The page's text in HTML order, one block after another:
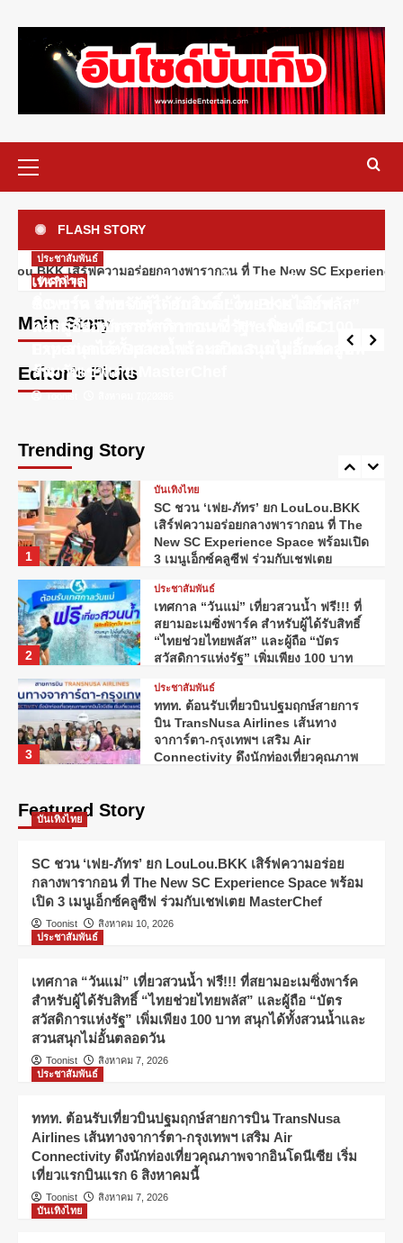
FLASH STORY
ยกลางพารากอน ที่ The New SC Experience Space พร้อมเปิด 3 เม
Main Story
SC ชวน ‘เฟย-ภัทร’ ยก LouLou.BKK เสิร์ฟ
ความอร่อยกลางพารากอน ที่ The New SC
Experience Space พร้อมเปิด 3 เมนูเอ็กซ์
Toonist สิงหาคม 10, 2026
Editor’s Picks
บันเทิงไทย
ความอร่อยกลางพารากอน ที่ The New SC
Experience Space พร้อมเปิด 3 เมนูเอ็กซ์คลูซีฟ
ร่วมกับเชฟเตย MasterChef
ประชาสัมพันธ์
เทศกาล “วันแม่” เที่ยวสวนน้ำ ฟรี!!! ที่สยามอะเม
และผู้ถือ “บัตรสวัสดิการแห่งรัฐ” เพิ่มเพียง 100
บาท สนุกได้ทั้งสวนน้ำและสวนสนุกไม่อั้นตลอด
วัน
Trending Story
ประชาสัมพันธ์
ททท. ต้อนรับเที่ยวบินปฐมฤกษ์สายการ
Connectivity ดึงนักท่องเที่ยวคุณภาพ
จากอินโดนีเซีย เริ่มเที่ยวแรกบินแรก 6
นาคี” มหากาพย์สงครามศักดิ์สิทธิ์ที่ทุก
5
1
บันเทิงไทย
SC ชวน ‘เฟย-ภัทร’ ยก LouLou.BKK
เสิร์ฟความอร่อยกลางพารากอน ที่ The
New SC Experience Space พร้อมเปิด
3 เมนูเอ็กซ์คลูซีฟ ร่วมกับเชฟเตย
2
ประชาสัมพันธ์
เทศกาล “วันแม่” เที่ยวสวนน้ำ ฟรี!!! ที่
สยามอะเมซิ่งพาร์ค สำหรับผู้ได้รับสิทธิ์
“ไทยช่วยไทยพลัส” และผู้ถือ “บัตร
สวัสดิการแห่งรัฐ” เพิ่มเพียง 100 บาท
ตลอดวัน
3
ประชาสัมพันธ์
ททท. ต้อนรับเที่ยวบินปฐมฤกษ์สายการ
บิน TransNusa Airlines เส้นทาง
จาการ์ตา-กรุงเทพฯ เสริม Air
Connectivity ดึงนักท่องเที่ยวคุณภาพ
คนรอคอย
ประชาสัมพันธ์
ใหญ่ แจกทองคำ 15 รางวัล ลุ้นรับของ
บันเทิงไทย
SC ชวน ‘เฟย-ภัทร’ ยก LouLou.BKK
เสิร์ฟความอร่อยกลางพารากอน ที่ The
New SC Experience Space พร้อมเปิด
3 เมนูเอ็กซ์คลูซีฟ ร่วมกับเชฟเตย
2
สยามอะเมซิ่งพาร์ค สำหรับผู้ได้รับสิทธิ์
“ไทยช่วยไทยพลัส” และผู้ถือ “บัตร
สวัสดิการแห่งรัฐ” เพิ่มเพียง 100 บาท
สนุกได้ทั้งสวนน้ำและสวนสนุกไม่อั้น
ประชาสัมพันธ์
ททท. ต้อนรับเที่ยวบินปฐมฤกษ์สายการ
Featured Story
บันเทิงไทย
SC ชวน ‘เฟย-ภัทร’ ยก LouLou.BKK เสิร์ฟความอร่อย
กลางพารากอน ที่ The New SC Experience Space พร้อม
เปิด 3 เมนูเอ็กซ์คลูซีฟ ร่วมกับเชฟเตย MasterChef
Toonist
สิงหาคม 10, 2026
ประชาสัมพันธ์
เทศกาล “วันแม่” เที่ยวสวนน้ำ ฟรี!!! ที่สยามอะเมซิ่งพาร์ค
สำหรับผู้ได้รับสิทธิ์ “ไทยช่วยไทยพลัส” และผู้ถือ “บัตร
สวัสดิการแห่งรัฐ” เพิ่มเพียง 100 บาท สนุกได้ทั้งสวนน้ำและ
สวนสนุกไม่อั้นตลอดวัน
Toonist
สิงหาคม 7, 2026
ประชาสัมพันธ์
ททท. ต้อนรับเที่ยวบินปฐมฤกษ์สายการบิน TransNusa
Airlines เส้นทางจาการ์ตา-กรุงเทพฯ เสริม Air
Connectivity ดึงนักท่องเที่ยวคุณภาพจากอินโดนีเซีย เริ่ม
เที่ยวแรกบินแรก 6 สิงหาคมนี้
Toonist
สิงหาคม 7, 2026
บันเทิงไทย